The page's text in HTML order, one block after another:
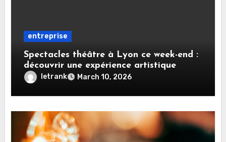
entreprise
Spectacles théâtre à Lyon ce week-end :
découvrir une expérience artistique
uniqueletrank March 10, 2026